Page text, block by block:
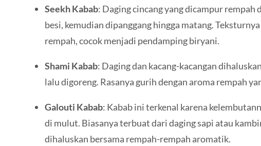
Seekh Kabab: Daging cincang yang dicampur rempah
besi, kemudian dipanggang hingga matang.
rempah, cocok menjadi pendamping biryani.
Shami Kabab: Daging dan kacang-kacangan
lalu digoreng. Rasanya gurih dengan aroma rempah
Galouti Kabab: Kabab ini terkenal karena
di mulut. Biasanya terbuat dari daging sapi atau
dihaluskan bersama rempah-rempah aromatik.